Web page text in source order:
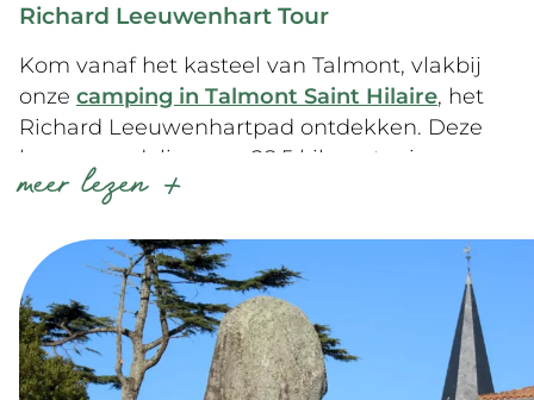
meer lezen
Richard Leeuwenhart Tour
Kom vanaf het kasteel van Talmont, vlakbij
onze camping in Talmont Saint Hilaire, het
Richard Leeuwenhartpad ontdekken. Deze
lange wandeling van 28,5 kilometer is
bewegwijzerd op 9 belangrijke punten om
koning van Engeland. Deze wandeling is zowel
sportief als historisch.
Bekijk de kaart